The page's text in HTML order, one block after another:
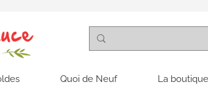
Quoi de Neuf La